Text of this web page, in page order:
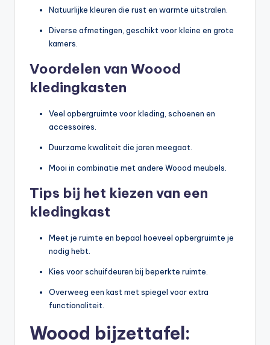
Natuurlijke kleuren die rust en warmte uitstralen.
Diverse afmetingen, geschikt voor kleine en grote
kamers.
Voordelen van Woood
kledingkasten
Veel opbergruimte voor kleding, schoenen en
accessoires.
Duurzame kwaliteit die jaren meegaat.
Mooi in combinatie met andere Woood meubels.
Tips bij het kiezen van een
kledingkast
Meet je ruimte en bepaal hoeveel opbergruimte je
nodig hebt.
Kies voor schuifdeuren bij beperkte ruimte.
Overweeg een kast met spiegel voor extra
functionaliteit.
Woood bijzettafel: